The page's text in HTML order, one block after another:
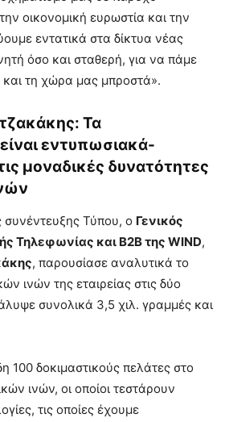
οικονομική ευρωστία και την
εντατικά στα δίκτυα νέας
όσο και σταθερή, για να πάμε
τη χώρα μας μπροστά».
Τα
εντυπωσιακά-
μοναδικές δυνατότητες
συνέντευξης Τύπου, ο Γενικός
Τηλεφωνίας και B2B της WIND,
, παρουσίασε αναλυτικά το
ινών της εταιρείας στις δύο
συνολικά 3,5 χιλ. γραμμές και
100 δοκιμαστικούς πελάτες στο
ινών, οι οποίοι τεστάρουν
τις οποίες έχουμε